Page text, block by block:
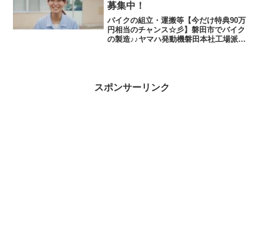
募集中！
バイクの組立・運搬等【今だけ特典90万
円相当のチャンス☆彡】磐田市でバイク
の製造♪♪ヤマハ発動機磐田本社工場派遣
スポンサーリンク